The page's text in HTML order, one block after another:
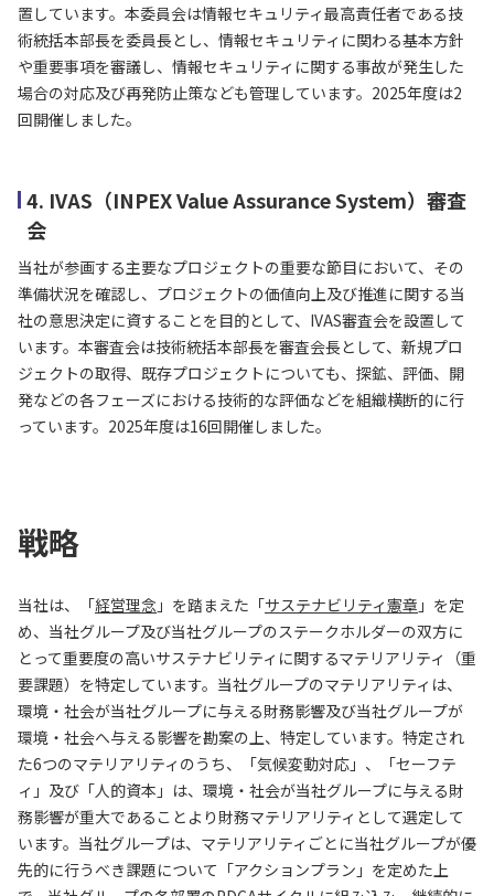
置しています。本委員会は情報セキュリティ最高責任者である技
術統括本部長を委員長とし、情報セキュリティに関わる基本方針
や重要事項を審議し、情報セキュリティに関する事故が発生した
場合の対応及び再発防止策なども管理しています。2025年度は2
回開催しました。
4. IVAS（INPEX Value Assurance System）審査
会
当社が参画する主要なプロジェクトの重要な節目において、その
準備状況を確認し、プロジェクトの価値向上及び推進に関する当
社の意思決定に資することを目的として、IVAS審査会を設置して
います。本審査会は技術統括本部長を審査会長として、新規プロ
ジェクトの取得、既存プロジェクトについても、探鉱、評価、開
発などの各フェーズにおける技術的な評価などを組織横断的に行
っています。2025年度は16回開催しました。
戦略
当社は、「経営理念 」を踏まえた「サステナビリティ憲章 」を定
め、当社グループ及び当社グループのステークホルダーの双方に
とって重要度の高いサステナビリティに関するマテリアリティ（重
要課題）を特定しています。当社グループのマテリアリティは、
環境・社会が当社グループに与える財務影響及び当社グループが
環境・社会へ与える影響を勘案の上、特定しています。特定され
た6つのマテリアリティのうち、「気候変動対応」、「セーフテ
ィ」及び「人的資本」は、環境・社会が当社グループに与える財
務影響が重大であることより財務マテリアリティとして選定して
います。当社グループは、マテリアリティごとに当社グループが優
先的に行うべき課題について「アクションプラン」を定めた上